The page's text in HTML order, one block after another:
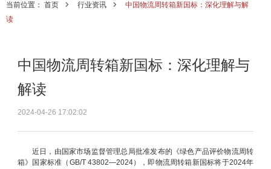
当前位置： 首页 行业资讯
中国物流周转箱新国标：深化理解与解
读
中国物流周转箱新国标：深化理解与
解读
2024-04-26 17:02:02
近日，由国家市场监督管理总局批准发布的《绿色产品评价物流周转
箱》国家标准（GB/T 43802—2024），即物流周转箱新国标将于2024年